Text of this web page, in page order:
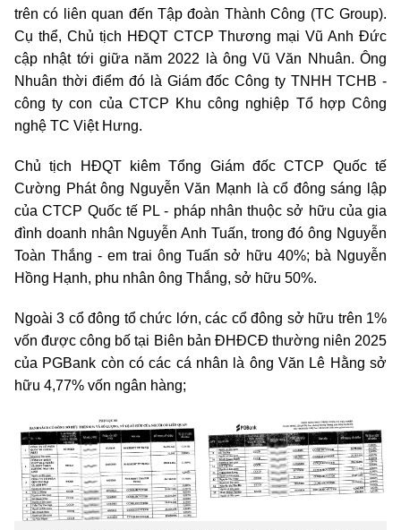
trên có liên quan đến Tập đoàn Thành Công (TC Group).
Cụ thể, Chủ tịch HĐQT CTCP Thương mại Vũ Anh Đức
cập nhật tới giữa năm 2022 là ông Vũ Văn Nhuân. Ông
Nhuân thời điểm đó là Giám đốc Công ty TNHH TCHB -
công ty con của CTCP Khu công nghiệp Tổ hợp Công
nghệ TC Việt Hưng.
Chủ tịch HĐQT kiêm Tổng Giám đốc CTCP Quốc tế
Cường Phát ông Nguyễn Văn Mạnh là cổ đông sáng lập
của CTCP Quốc tế PL - pháp nhân thuộc sở hữu của gia
đình doanh nhân Nguyễn Anh Tuấn, trong đó ông Nguyễn
Toàn Thắng - em trai ông Tuấn sở hữu 40%; bà Nguyễn
Hồng Hạnh, phu nhân ông Thắng, sở hữu 50%.
Ngoài 3 cổ đông tổ chức lớn, các cổ đông sở hữu trên 1%
vốn được công bố tại Biên bản ĐHĐCĐ thường niên 2025
của PGBank còn có các cá nhân là ông Văn Lê Hằng sở
hữu 4,77% vốn ngân hàng;